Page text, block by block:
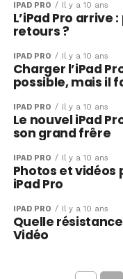
IPAD PRO Il y a 10 ans
L’iPad Pro
retours ?
IPAD PRO Il y a 10 ans
Charger l’iPad
possible, mais il
IPAD PRO Il y a 10 ans
Le nouvel iPad
son grand frêre
IPAD PRO Il y a 10 ans
Photos et vidéos
iPad Pro
IPAD PRO Il y a 10 ans
Quelle résistance
Vidéo